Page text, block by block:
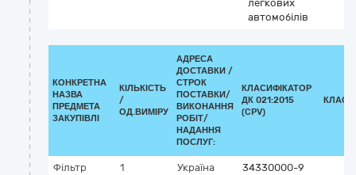
легкових
автомобілів
КОНКРЕТНА
НАЗВА
ПРЕДМЕТА
ЗАКУПІВЛІ
КІЛЬКІСТЬ
/
ОД.ВИМІРУ
АДРЕСА
ДОСТАВКИ /
СТРОК
ПОСТАВКИ/
ВИКОНАННЯ
РОБІТ/
НАДАННЯ
ПОСЛУГ:
КЛАСИФІКАТОР
ДК 021:2015
(CPV)
Фільтр
1
Україна
34330000-9